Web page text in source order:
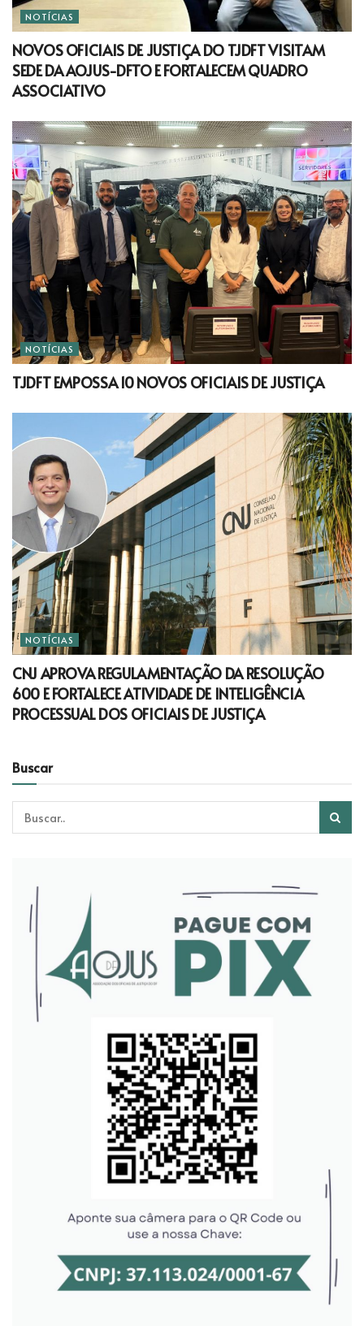
NOTÍCIAS
NOVOS OFICIAIS DE JUSTIÇA DO TJDFT VISITAM
SEDE DA AOJUS-DFTO E FORTALECEM QUADRO
ASSOCIATIVO
NOTÍCIAS
TJDFT EMPOSSA 10 NOVOS OFICIAIS DE JUSTIÇA
NOTÍCIAS
CNJ APROVA REGULAMENTAÇÃO DA RESOLUÇÃO
600 E FORTALECE ATIVIDADE DE INTELIGÊNCIA
PROCESSUAL DOS OFICIAIS DE JUSTIÇA
Buscar